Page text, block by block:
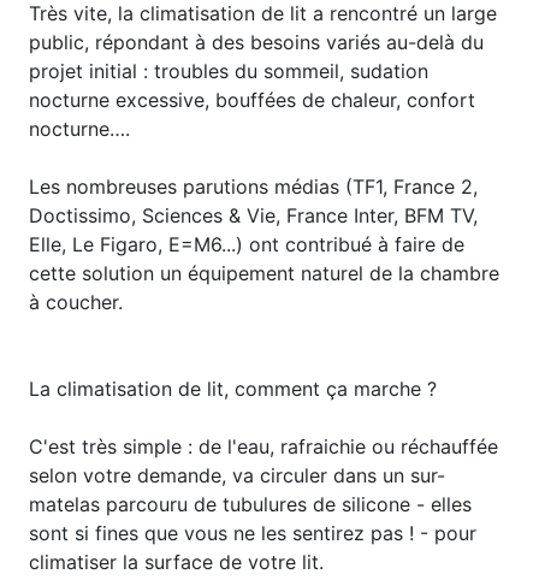
Très vite, la climatisation de lit a rencontré un large
public, répondant à des besoins variés au-delà du
projet initial : troubles du sommeil, sudation
nocturne excessive, bouffées de chaleur, confort
nocturne….
Les nombreuses parutions médias (TF1, France 2,
Doctissimo, Sciences & Vie, France Inter, BFM TV,
Elle, Le Figaro, E=M6...) ont contribué à faire de
cette solution un équipement naturel de la chambre
à coucher.
La climatisation de lit, comment ça marche ?
C'est très simple : de l'eau, rafraichie ou réchauffée
selon votre demande, va circuler dans un sur-
matelas parcouru de tubulures de silicone - elles
sont si fines que vous ne les sentirez pas ! - pour
climatiser la surface de votre lit.